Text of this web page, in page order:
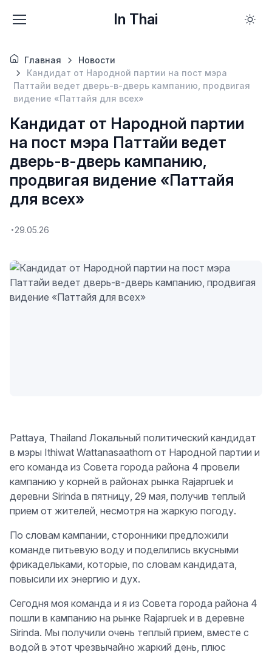
In Thai
Главная
Новости
Кандидат от Народной партии на пост мэра
Паттайи ведет дверь-в-дверь кампанию, продвигая
видение «Паттайя для всех»
Кандидат от Народной партии
на пост мэра Паттайи ведет
дверь-в-дверь кампанию,
продвигая видение «Паттайя
для всех»
29.05.26
Pattaya, Thailand Локальный политический кандидат
в мэры Ithiwat Wattanasaathorn от Народной партии и
его команда из Совета города района 4 провели
кампанию у корней в районах рынка Rajapruek и
деревни Sirinda в пятницу, 29 мая, получив теплый
прием от жителей, несмотря на жаркую погоду.
По словам кампании, сторонники предложили
команде питьевую воду и поделились вкусными
фрикадельками, которые, по словам кандидата,
повысили их энергию и дух.
Сегодня моя команда и я из Совета города района 4
пошли в кампанию на рынке Rajapruek и в деревне
Sirinda. Мы получили очень теплый прием, вместе с
водой в этот чрезвычайно жаркий день, плюс